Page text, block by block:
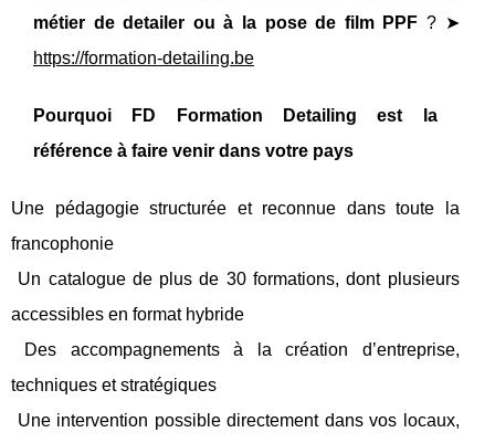
métier de detailer ou à la pose de film PPF ? ➤
https://formation-detailing.be
Pourquoi FD Formation Detailing est la
référence à faire venir dans votre pays
Une pédagogie structurée et reconnue dans toute la
francophonie
Un catalogue de plus de 30 formations, dont plusieurs
accessibles en format hybride
Des accompagnements à la création d’entreprise,
techniques et stratégiques
Une intervention possible directement dans vos locaux,